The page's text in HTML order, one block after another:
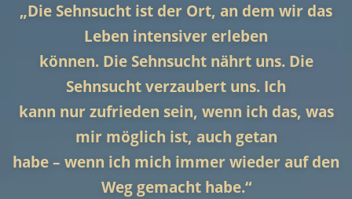
„Die Sehnsucht ist der Ort, an dem wir das
Leben intensiver erleben
können. Die Sehnsucht nährt uns. Die
Sehnsucht verzaubert uns. Ich
kann nur zufrieden sein, wenn ich das, was
mir möglich ist, auch getan
habe – wenn ich mich immer wieder auf den
Weg gemacht habe.“